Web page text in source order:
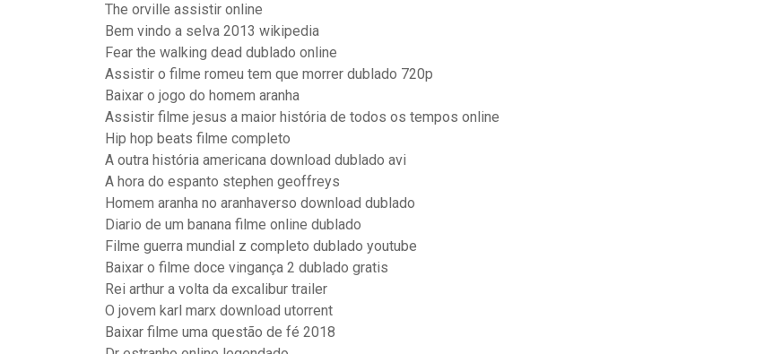
The orville assistir online
Bem vindo a selva 2013 wikipedia
Fear the walking dead dublado online
Assistir o filme romeu tem que morrer dublado 720p
Baixar o jogo do homem aranha
Assistir filme jesus a maior história de todos os tempos online
Hip hop beats filme completo
A outra história americana download dublado avi
A hora do espanto stephen geoffreys
Homem aranha no aranhaverso download dublado
Diario de um banana filme online dublado
Filme guerra mundial z completo dublado youtube
Baixar o filme doce vingança 2 dublado gratis
Rei arthur a volta da excalibur trailer
O jovem karl marx download utorrent
Baixar filme uma questão de fé 2018